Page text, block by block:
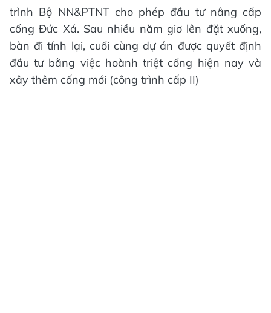
trình Bộ NN&PTNT cho phép đầu tư nâng cấp
cống Đức Xá. Sau nhiều năm giơ lên đặt xuống,
bàn đi tính lại, cuối cùng dự án được quyết định
đầu tư bằng việc hoành triệt cống hiện nay và
xây thêm cống mới (công trình cấp II)